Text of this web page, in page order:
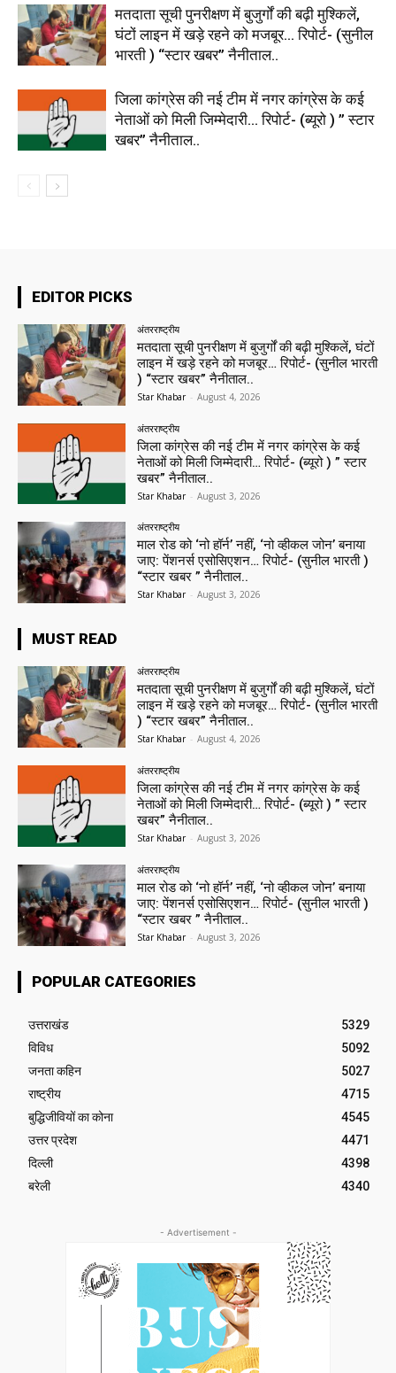
मतदाता सूची पुनरीक्षण में बुजुर्गों की बढ़ी मुश्किलें,
घंटों लाइन में खड़े रहने को मजबूर… रिपोर्ट- (सुनील
भारती ) “स्टार खबर” नैनीताल..
जिला कांग्रेस की नई टीम में नगर कांग्रेस के कई
नेताओं को मिली जिम्मेदारी… रिपोर्ट- (ब्यूरो ) ” स्टार
खबर” नैनीताल..
EDITOR PICKS
अंतरराष्ट्रीय
मतदाता सूची पुनरीक्षण में बुजुर्गों की बढ़ी मुश्किलें, घंटों
लाइन में खड़े रहने को मजबूर… रिपोर्ट- (सुनील भारती
) “स्टार खबर” नैनीताल..
Star Khabar - August 4, 2026
अंतरराष्ट्रीय
जिला कांग्रेस की नई टीम में नगर कांग्रेस के कई
नेताओं को मिली जिम्मेदारी… रिपोर्ट- (ब्यूरो ) ” स्टार
खबर” नैनीताल..
Star Khabar - August 3, 2026
अंतरराष्ट्रीय
माल रोड को ‘नो हॉर्न’ नहीं, ‘नो व्हीकल जोन’ बनाया
जाए: पेंशनर्स एसोसिएशन… रिपोर्ट- (सुनील भारती )
“स्टार खबर ” नैनीताल..
Star Khabar - August 3, 2026
MUST READ
अंतरराष्ट्रीय
मतदाता सूची पुनरीक्षण में बुजुर्गों की बढ़ी मुश्किलें, घंटों
लाइन में खड़े रहने को मजबूर… रिपोर्ट- (सुनील भारती
) “स्टार खबर” नैनीताल..
Star Khabar - August 4, 2026
अंतरराष्ट्रीय
जिला कांग्रेस की नई टीम में नगर कांग्रेस के कई
नेताओं को मिली जिम्मेदारी… रिपोर्ट- (ब्यूरो ) ” स्टार
खबर” नैनीताल..
Star Khabar - August 3, 2026
अंतरराष्ट्रीय
माल रोड को ‘नो हॉर्न’ नहीं, ‘नो व्हीकल जोन’ बनाया
जाए: पेंशनर्स एसोसिएशन… रिपोर्ट- (सुनील भारती )
“स्टार खबर ” नैनीताल..
Star Khabar - August 3, 2026
POPULAR CATEGORIES
उत्तराखंड
5329
विविध
5092
जनता कहिन
5027
राष्ट्रीय
4715
बुद्धिजीवियों का कोना
4545
उत्तर प्रदेश
4471
दिल्ली
4398
बरेली
4340
- Advertisement -